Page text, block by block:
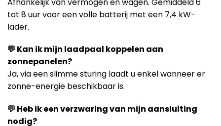
tot 8 uur voor een volle batterij met een 7,4 kW-
lader.
💬 Kan ik mijn laadpaal koppelen aan
zonnepanelen?
Ja, via een slimme sturing laadt u enkel wanneer er
zonne-energie beschikbaar is.
💬 Heb ik een verzwaring van mijn aansluiting
nodig?